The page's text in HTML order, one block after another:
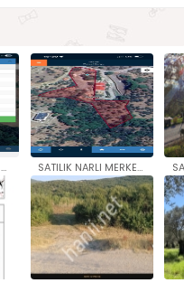
SATILIK ÇANAKKALE YENİCE DÜZ S.. SATILIK NARLI MERKEZ İMARA YAK..